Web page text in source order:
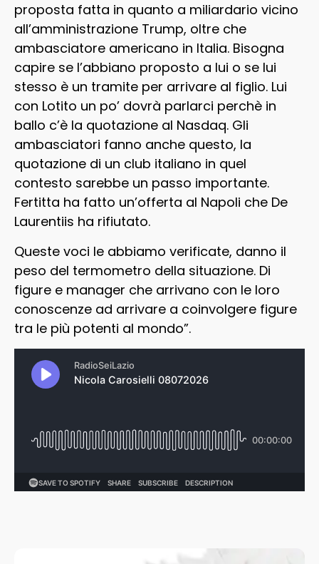
proposta fatta in quanto a miliardario vicino
all’amministrazione Trump, oltre che
ambasciatore americano in Italia. Bisogna
capire se l’abbiano proposto a lui o se lui
stesso è un tramite per arrivare al figlio. Lui
con Lotito un po’ dovrà parlarci perchè in
ballo c’è la quotazione al Nasdaq. Gli
ambasciatori fanno anche questo, la
quotazione di un club italiano in quel
contesto sarebbe un passo importante.
Fertitta ha fatto un’offerta al Napoli che De
Laurentiis ha rifiutato.
Queste voci le abbiamo verificate, danno il
peso del termometro della situazione. Di
figure e manager che arrivano con le loro
conoscenze ad arrivare a coinvolgere figure
tra le più potenti al mondo”.